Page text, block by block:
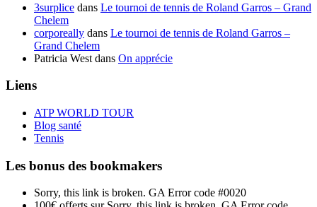
3surplice dans Le tournoi de tennis de Roland Garros – Grand
Chelem
corporeally dans Le tournoi de tennis de Roland Garros –
Grand Chelem
Patricia West dans On apprécie
Liens
ATP WORLD TOUR
Blog santé
Tennis
Les bonus des bookmakers
Sorry, this link is broken. GA Error code #0020